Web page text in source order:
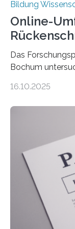
Bildung
Online-
Das
Bochum
gehören zu den
damit gemacht
beeinflussen,
Therapien
stehen im
Hochschule
Doktorandin
durch. Ziel ist
16.10.2025